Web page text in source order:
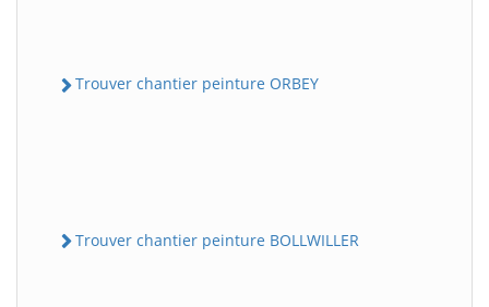
Trouver chantier peinture ORBEY
Trouver chantier peinture BOLLWILLER